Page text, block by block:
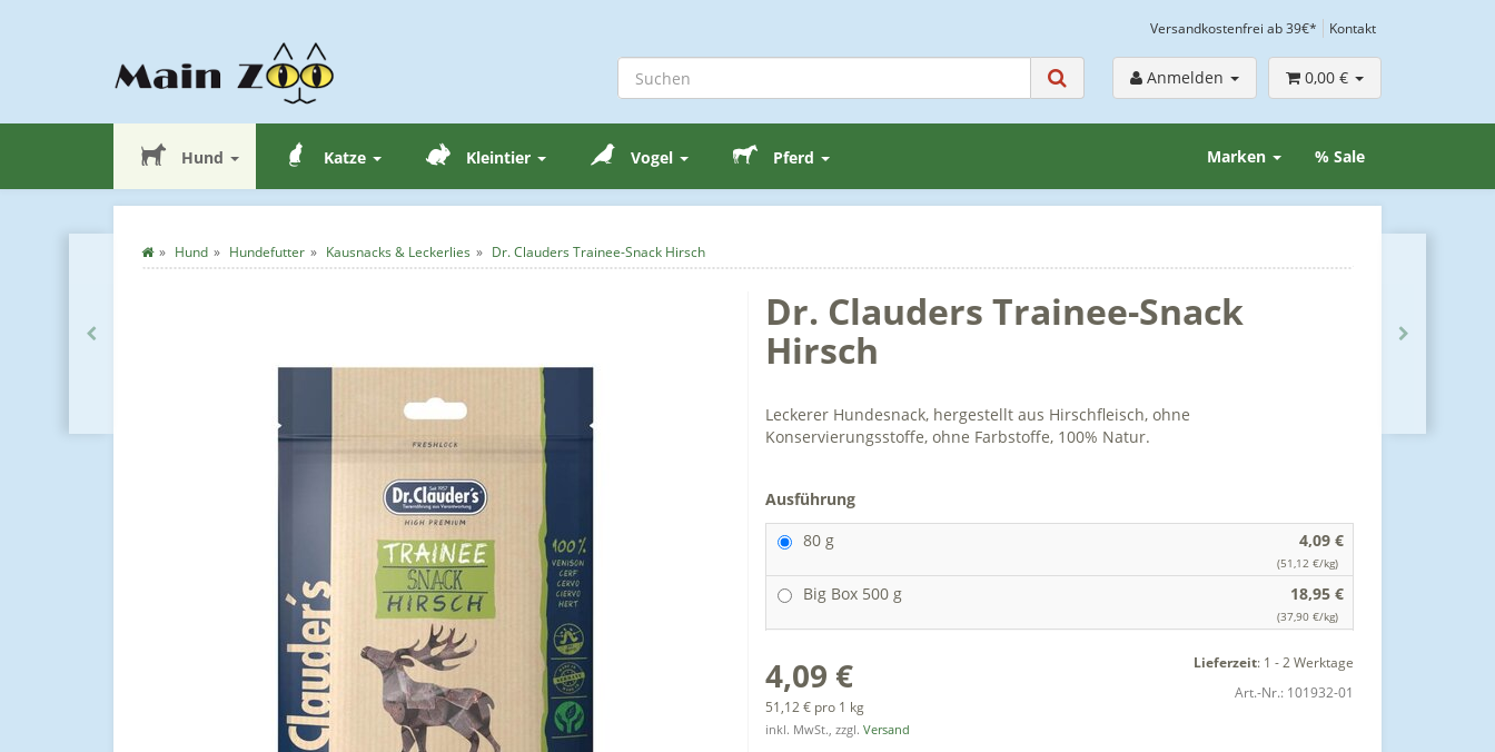
Versandkostenfrei ab 39€* Kontakt
Anmelden 0,00 €
Hund Katze Kleintier Vogel Pferd % Sale
Marken
Hund Hundefutter Kausnacks & Leckerlies Dr. Clauders Trainee-Snack Hirsch
Dr. Clauders Trainee-Snack
Hirsch
Leckerer Hundesnack, hergestellt aus Hirschfleisch, ohne
Konservierungsstoffe, ohne Farbstoffe, 100% Natur.
Ausführung
80 g
4,09 €
(51,12 €/kg)
Big Box 500 g 18,95 €
(37,90 €/kg)
4,09 €
51,12 € pro 1 kg
inkl. MwSt., zzgl. Versand
Lieferzeit: 1 - 2 Werktage
Art.-Nr.: 101932-01